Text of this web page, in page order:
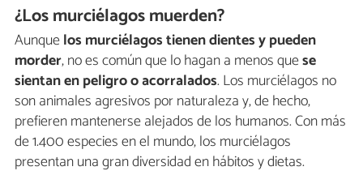
¿Los murciélagos muerden?
Aunquelos murciélagos tienen dientes y pueden
morder, no es común que lo hagan a menos quese
sientan en peligro o acorralados. Los murciélagos no
son animales agresivos por naturaleza y, de hecho,
prefieren mantenerse alejados de los humanos. Con más
de 1.400 especies en el mundo, los murciélagos
presentan una gran diversidad en hábitos y dietas.